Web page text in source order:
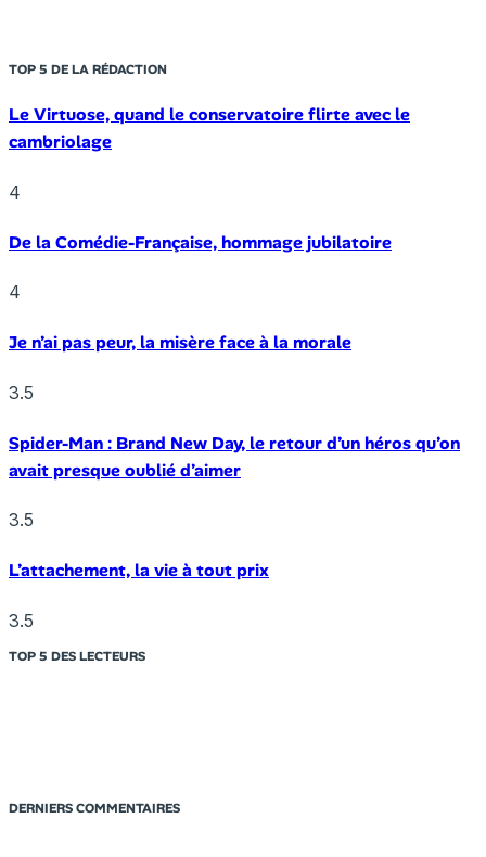
TOP 5 DE LA RÉDACTION
Le Virtuose, quand le conservatoire flirte avec le
cambriolage
4
De la Comédie-Française, hommage jubilatoire
4
Je n’ai pas peur, la misère face à la morale
3.5
Spider-Man : Brand New Day, le retour d’un héros qu’on
avait presque oublié d’aimer
3.5
L’attachement, la vie à tout prix
3.5
TOP 5 DES LECTEURS
DERNIERS COMMENTAIRES